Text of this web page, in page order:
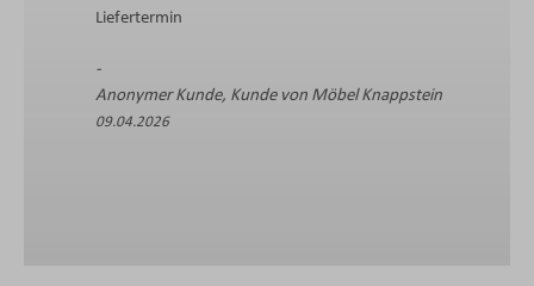
Liefertermin
Anonymer Kunde, Kunde von Möbel Knappstein
09.04.2026